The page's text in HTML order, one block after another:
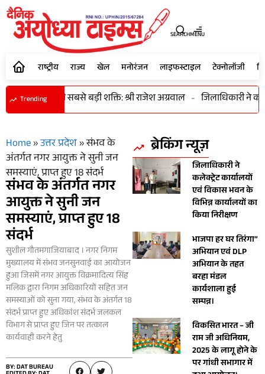
SEARCHMENU
राष्ट्रीय राज्य खेल मनोरंजन लाइफस्टाइल टेक्नोलॉजी
Trending
विकास की सबसे बड़ी शक्ति: श्री राजेश अग्रवाल जिलाधिकारी ने
Home»उत्तर प्रदेश»संभव के
अंतर्गत नगर आयुक्त ने सुनी जन
समस्याएं, प्राप्त हुए 18 संदर्भ
संभव के अंतर्गत नगर
आयुक्त ने सुनी जन
समस्याएं, प्राप्त हुए 18
संदर्भ
सुशील गौतमगाजियाबाद । नगर निगम
मुख्यालय में संभव जनसुनवाई का आयोजन
हुआ जिसमें नगर आयुक्त विक्रमादित्य सिंह
मलिक द्वारा निगम अधिकारियों सहित जन
समस्याओं को सुना गया, संभव के अंतर्गत 18
संदर्भ प्राप्त हुए अधिकांश संदर्भ जलकल
विभाग से प्राप्त हुए जिन पर तत्काल
कार्यवाही करने हेतु
BY: DAT BUREAU
ब्रेकिंग न्यूज़
जिलाधिकारी ने
कलेक्ट्रेट कार्यालयों
एवं विकास भवन के
विभिन्न कार्यालयों का
किया निरीक्षण
भाजपा हर घर तिरंगा”
अभियान एवं DLP
अभियान के तहत
बरहा मंडल
कार्यशाला हुई
सम्पन्न।
विकसित भारत – जी
राम जी अधिनियम,
2025 के लागू होने के
पर गांधी सभागार में